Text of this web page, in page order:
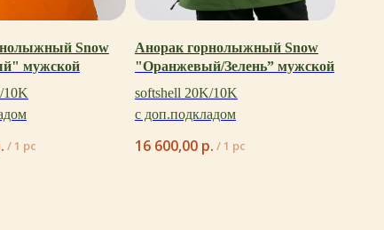
Snow
мужской
10K
/ 1 pc
Анорак горнолыжный Snow
"Оранжевый/Зелень” мужской
softshell 20K/10K
с доп.подкладом
16 600,00 р. / 1 pc